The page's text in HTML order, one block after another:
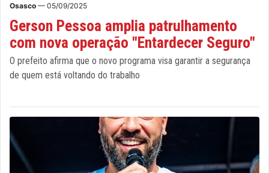
Osasco — 05/09/2025
Gerson Pessoa amplia patrulhamento
com nova operação "Entardecer Seguro"
O prefeito afirma que o novo programa visa garantir a segurança
de quem está voltando do trabalho